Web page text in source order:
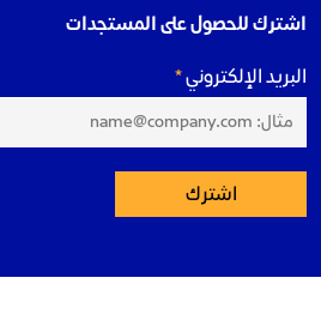
اشترك للحصول على المستجدات
البريد الإلكتروني
اشترك